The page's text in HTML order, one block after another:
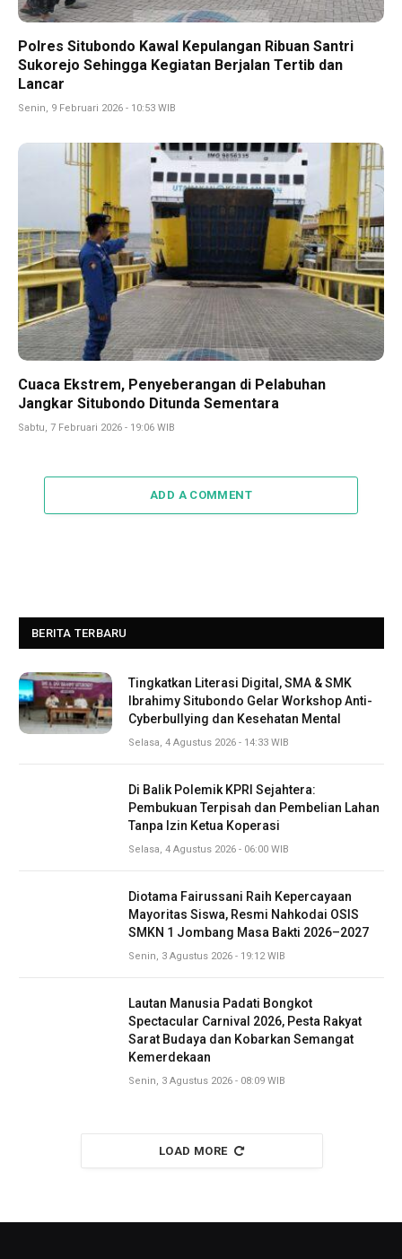
Polres Situbondo Kawal Kepulangan Ribuan Santri
Sukorejo Sehingga Kegiatan Berjalan Tertib dan
Lancar
Senin, 9 Februari 2026 - 10:53 WIB
Cuaca Ekstrem, Penyeberangan di Pelabuhan
Jangkar Situbondo Ditunda Sementara
Sabtu, 7 Februari 2026 - 19:06 WIB
ADD A COMMENT
BERITA TERBARU
Tingkatkan Literasi Digital, SMA & SMK
Ibrahimy Situbondo Gelar Workshop Anti-
Cyberbullying dan Kesehatan Mental
Selasa, 4 Agustus 2026 - 14:33 WIB
Di Balik Polemik KPRI Sejahtera:
Pembukuan Terpisah dan Pembelian Lahan
Tanpa Izin Ketua Koperasi
Selasa, 4 Agustus 2026 - 06:00 WIB
Diotama Fairussani Raih Kepercayaan
Mayoritas Siswa, Resmi Nahkodai OSIS
SMKN 1 Jombang Masa Bakti 2026–2027
Senin, 3 Agustus 2026 - 19:12 WIB
Lautan Manusia Padati Bongkot
Spectacular Carnival 2026, Pesta Rakyat
Sarat Budaya dan Kobarkan Semangat
Kemerdekaan
Senin, 3 Agustus 2026 - 08:09 WIB
LOAD MORE